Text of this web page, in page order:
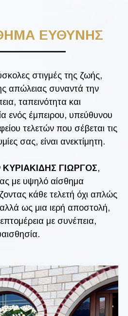
ΕΥΘΥΝΗΣ
στιγμές της ζωής,
απώλειας συναντά την
ταπεινότητα και
ενός έμπειρου, υπεύθυνου
τελετών που σέβεται τις
σας, είναι ανεκτίμητη.
ΚΥΡΙΑΚΙΔΗΣ ΓΙΩΡΓΟΣ,
με υψηλό αίσθημα
κάθε τελετή όχι απλώς
ως μια ιερή αποστολή,
με συνέπεια,